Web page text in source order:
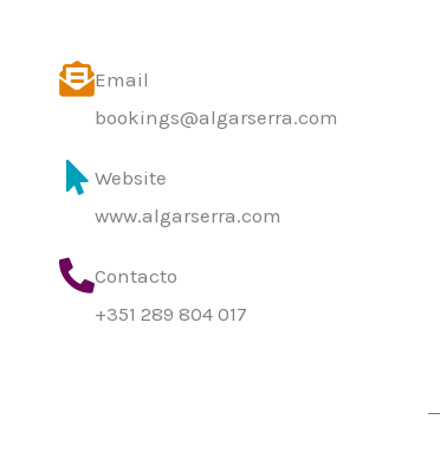
Email
bookings@algarserra.com
Website
www.algarserra.com
Contacto
+351 289 804 017